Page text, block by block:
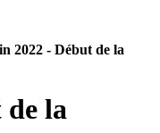
2022 - Début de la
de la